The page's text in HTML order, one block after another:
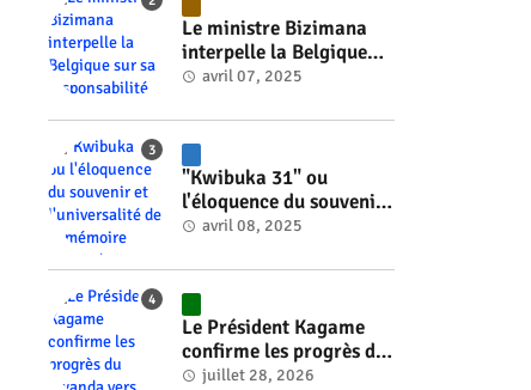
Le ministre Bizimana
interpelle la Belgique
sur sa responsabilité
génocide #rwanda
#RwOT
avril 07, 2025
"Kwibuka 31" ou
l'éloquence du souvenir
et l'universalité de la
#RwOT
avril 08, 2025
Le Président Kagame
confirme les progrès du
Rwanda vers l'énergie
juillet 28, 2026